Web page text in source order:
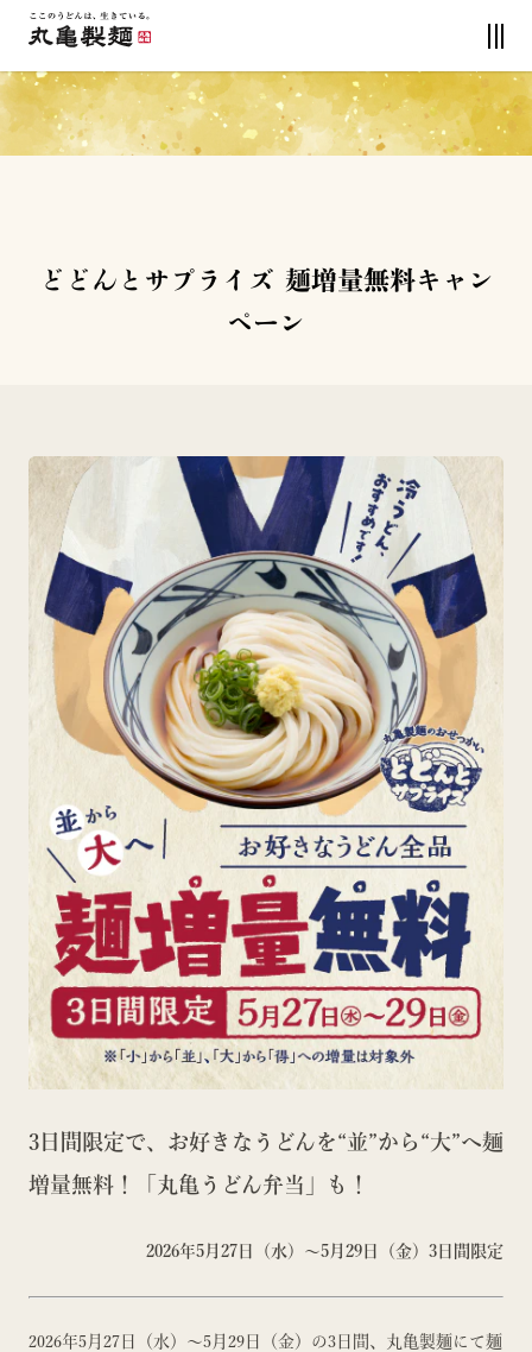
どどんとサプライズ 麺増量無料キャン
ペーン
3日間限定で、お好きなうどんを“並”から“大”へ麺
増量無料！「丸亀うどん弁当」も！
2026年5月27日（水）～5月29日（金）3日間限定
2026年5月27日（水）～5月29日（金）の3日間、丸亀製麺にて麺